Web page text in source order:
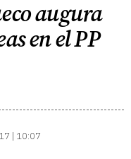
augura
en el PP
| 10:07